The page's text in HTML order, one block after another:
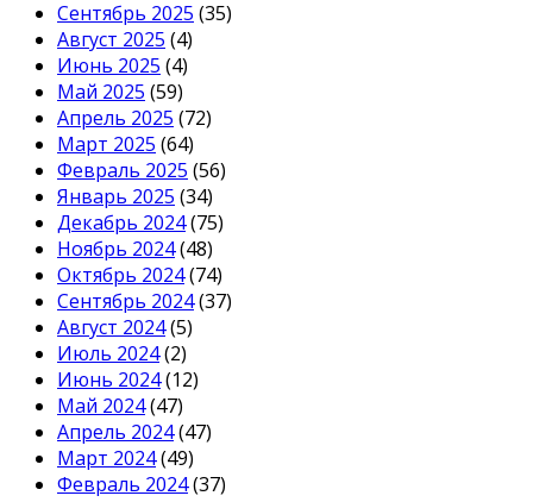
Сентябрь 2025 (35)
Август 2025 (4)
Июнь 2025 (4)
Май 2025 (59)
Апрель 2025 (72)
Март 2025 (64)
Февраль 2025 (56)
Январь 2025 (34)
Декабрь 2024(75)
Ноябрь 2024(48)
Октябрь 2024(74)
Сентябрь 2024(37)
Август 2024(5)
Июль 2024(2)
Июнь 2024(12)
Май 2024(47)
Апрель 2024(47)
Март 2024(49)
Февраль 2024(37)